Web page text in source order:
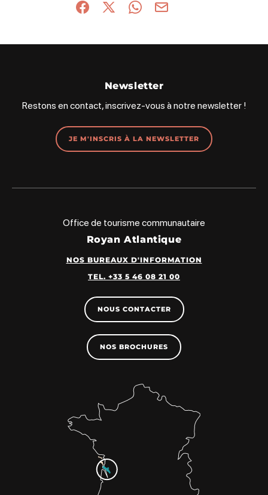
Partager sur Facebook (nouvelle fenêtre)
Partager sur X / Twitter (nouvelle
Partager sur WhatsApp
Partager par mail
Newsletter
Restons en contact, inscrivez-vous à notre newsletter !
JE M'INSCRIS À LA NEWSLETTER
Office de tourisme communautaire
Royan Atlantique
NOS BUREAUX D'INFORMATION
TEL. +33 5 46 08 21 00
NOUS CONTACTER
NOS BROCHURES